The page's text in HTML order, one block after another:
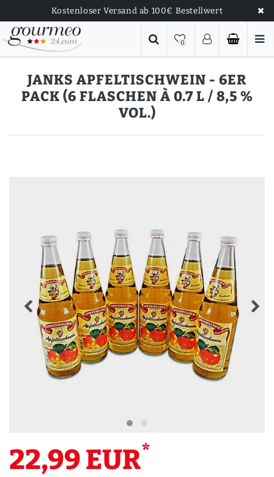
Kostenloser Versand ab 100€ Bestellwert
0
JANKS APFELTISCHWEIN - 6ER
PACK (6 FLASCHEN À 0.7 L / 8,5 %
VOL.)
22,99 EUR*